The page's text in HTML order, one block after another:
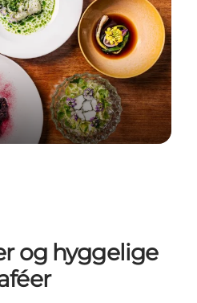
og hyggelige